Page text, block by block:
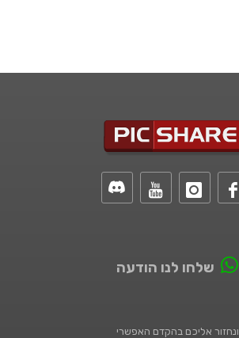
שלחו לנו הודעה
ונחזור אליכם בהקדם האפשרי